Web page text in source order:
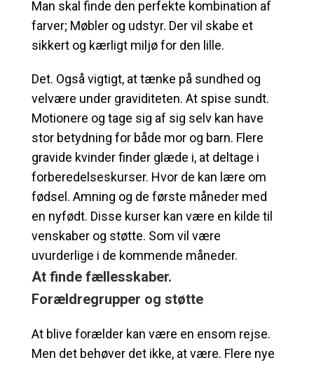
Man skal finde den perfekte kombination af
farver; Møbler og udstyr. Der vil skabe et
sikkert og kærligt miljø for den lille.
Det. Også vigtigt, at tænke på sundhed og
velvære under graviditeten. At spise sundt.
Motionere og tage sig af sig selv kan have
stor betydning for både mor og barn. Flere
gravide kvinder finder glæde i, at deltage i
forberedelseskurser. Hvor de kan lære om
fødsel. Amning og de første måneder med
en nyfødt. Disse kurser kan være en kilde til
venskaber og støtte. Som vil være
uvurderlige i de kommende måneder.
At finde fællesskaber.
Forældregrupper og støtte
At blive forælder kan være en ensom rejse.
Men det behøver det ikke, at være. Flere nye